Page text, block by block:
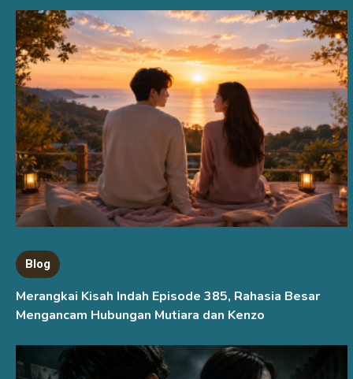
Blog
Merangkai Kisah Indah Episode 385, Rahasia Besar
Mengancam Hubungan Mutiara dan Kenzo